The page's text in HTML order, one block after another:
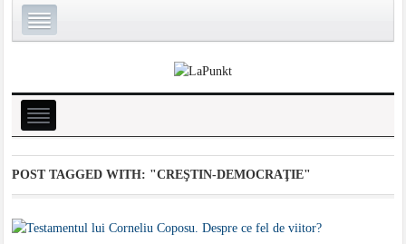
POST TAGGED WITH: "CREŞTIN-DEMOCRAŢIE"